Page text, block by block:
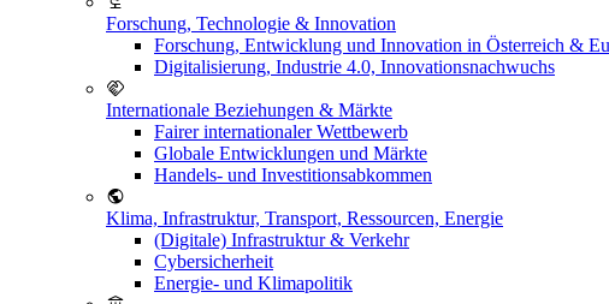
Forschung, Technologie & Innovation
Forschung, Entwicklung und Innovation in Österreich &
Digitalisierung, Industrie 4.0, Innovationsnachwuchs
Internationale Beziehungen & Märkte
Fairer internationaler Wettbewerb
Globale Entwicklungen und Märkte
Handels- und Investitionsabkommen
Klima, Infrastruktur, Transport, Ressourcen, Energie
(Digitale) Infrastruktur & Verkehr
Cybersicherheit
Energie- und Klimapolitik